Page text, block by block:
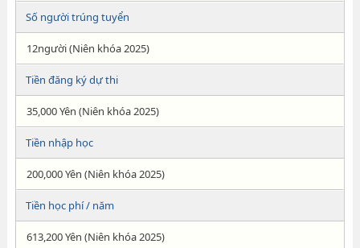
Số người trúng tuyển
12người (Niên khóa 2025)
Tiền đăng ký dự thi
35,000 Yên (Niên khóa 2025)
Tiền nhập học
200,000 Yên (Niên khóa 2025)
Tiền học phí / năm
613,200 Yên (Niên khóa 2025)